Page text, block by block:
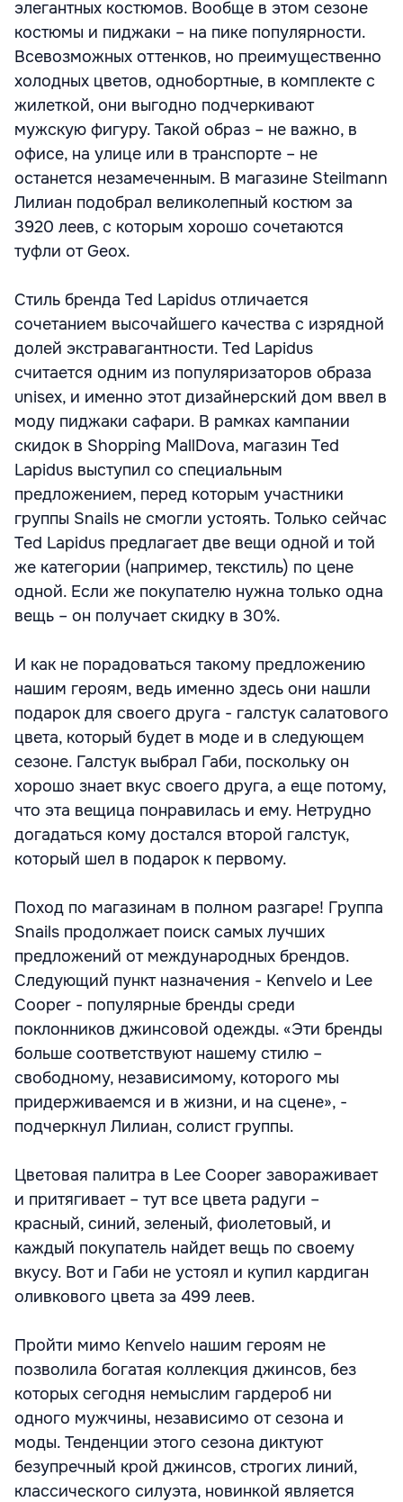
элегантных костюмов. Вообще в этом сезоне
костюмы и пиджаки – на пике популярности.
Всевозможных оттенков, но преимущественно
холодных цветов, однобортные, в комплекте с
жилеткой, они выгодно подчеркивают
мужскую фигуру. Такой образ – не важно, в
офисе, на улице или в транспорте – не
останется незамеченным. В магазине Steilmann
Лилиан подобрал великолепный костюм за
3920 леев, с которым хорошо сочетаются
туфли от Geox.
Стиль бренда Ted Lapidus отличается
сочетанием высочайшего качества с изрядной
долей экстравагантности. Ted Lapidus
считается одним из популяризаторов образа
unisex, и именно этот дизайнерский дом ввел в
моду пиджаки сафари. В рамках кампании
скидок в Shopping MallDova, магазин Ted
Lapidus выступил со специальным
предложением, перед которым участники
группы Snails не смогли устоять. Только сейчас
Ted Lapidus предлагает две вещи одной и той
же категории (например, текстиль) по цене
одной. Если же покупателю нужна только одна
вещь – он получает скидку в 30%.
И как не порадоваться такому предложению
нашим героям, ведь именно здесь они нашли
подарок для своего друга - галстук салатового
цвета, который будет в моде и в следующем
сезоне. Галстук выбрал Габи, поскольку он
хорошо знает вкус своего друга, а еще потому,
что эта вещица понравилась и ему. Нетрудно
догадаться кому достался второй галстук,
который шел в подарок к первому.
Поход по магазинам в полном разгаре! Группа
Snails продолжает поиск самых лучших
предложений от международных брендов.
Следующий пункт назначения - Kenvelo и Lee
Cooper - популярные бренды среди
поклонников джинсовой одежды. «Эти бренды
больше соответствуют нашему стилю –
свободному, независимому, которого мы
придерживаемся и в жизни, и на сцене», -
подчеркнул Лилиан, солист группы.
Цветовая палитра в Lee Cooper завораживает
и притягивает – тут все цвета радуги –
красный, синий, зеленый, фиолетовый, и
каждый покупатель найдет вещь по своему
вкусу. Вот и Габи не устоял и купил кардиган
оливкового цвета за 499 леев.
Пройти мимо Kenvelo нашим героям не
позволила богатая коллекция джинсов, без
которых сегодня немыслим гардероб ни
одного мужчины, независимо от сезона и
моды. Тенденции этого сезона диктуют
безупречный крой джинсов, строгих линий,
классического силуэта, новинкой является